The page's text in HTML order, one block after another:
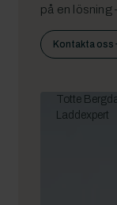
på en lösning
Kontakta oss
Totte
Laddexpert